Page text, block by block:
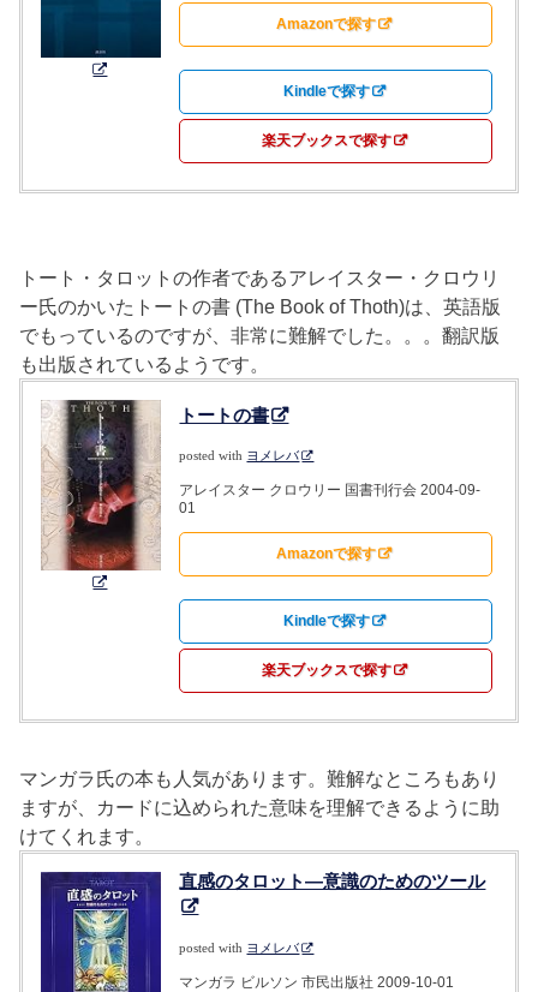
Amazonで探す
Kindleで探す
楽天ブックスで探す
トート・タロットの作者であるアレイスター・クロウリ
ー氏のかいたトートの書 (The Book of Thoth)は、英語版
でもっているのですが、非常に難解でした。。。翻訳版
も出版されているようです。
トートの書
posted with ヨメレバ
アレイスター クロウリー 国書刊行会 2004-09-
01
Amazonで探す
Kindleで探す
楽天ブックスで探す
マンガラ氏の本も人気があります。難解なところもあり
ますが、カードに込められた意味を理解できるように助
けてくれます。
直感のタロット―意識のためのツール
posted with ヨメレバ
マンガラ ビルソン 市民出版社 2009-10-01